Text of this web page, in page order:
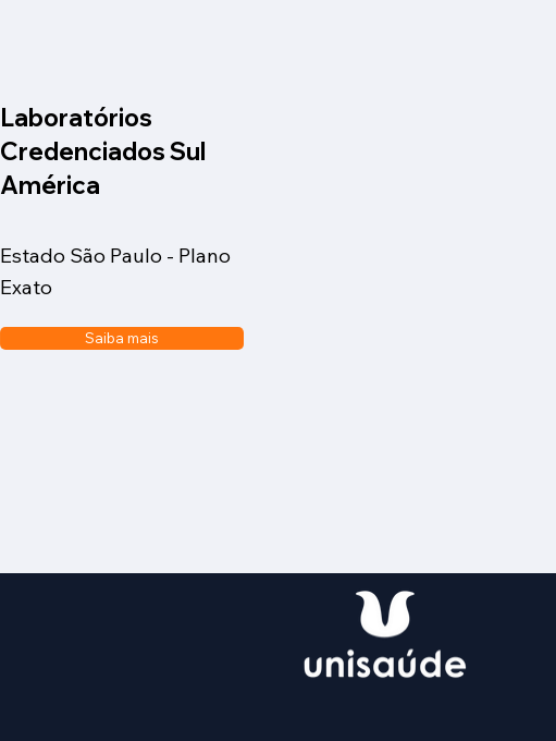
Laboratórios
Credenciados Sul
América
Estado São Paulo - Plano
Exato
Saiba mais